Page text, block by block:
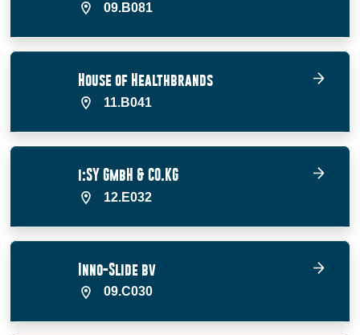
09.B081
House of Healthbrands
11.B041
i:SY GmbH & CO.KG
12.E032
Inno-Slide bv
09.C030